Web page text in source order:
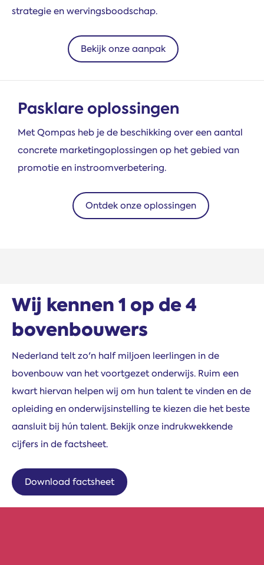
strategie en wervingsboodschap.
Bekijk onze aanpak
Pasklare oplossingen
Met Qompas heb je de beschikking over een aantal
concrete marketing­oplossingen op het gebied van
promotie en instroomverbetering.
Ontdek onze oplossingen
Wij kennen 1 op de 4
bovenbouwers
Nederland telt zo'n half miljoen leerlingen in de
bovenbouw van het voortgezet onderwijs. Ruim een
kwart hiervan helpen wij om hun talent te vinden en de
opleiding en onderwijsinstelling te kiezen die het beste
aansluit bij hún talent. Bekijk onze indrukwekkende
cijfers in de factsheet.
Download factsheet